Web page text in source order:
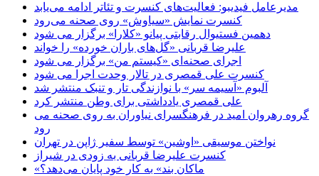
مدیرعامل فیدیبو: فعالیت‌های کنسرت و تئاتر ادامه می‌یابد
کنسرت‌ نمایش «سیاوش» روی صحنه می‌رود
دهمین فستیوال رقابتی پیانو «کلارا» برگزار می شود
علیرضا قربانی «گل‌های باران خورده» را خواند
اجرای صحنه‌ای «کیستم من» برگزار می شود
کنسرت علی قمصری در تالار وحدت اجرا می شود
آلبوم «آسیمه سر» با نوازندگی تار و تنبک منتشر شد
علی قمصری یادداشتی برای وطن منتشر کرد
گروه رهروان امید در فرهنگسرای نیاوران به روی صحنه می
رود
نواختن موسیقی «اوشین» توسط سفیر ژاپن در تهران
کنسرت علیرضا قربانی به زودی در شیراز
«ماکان بند» به کار خود پایان می‌دهد؟